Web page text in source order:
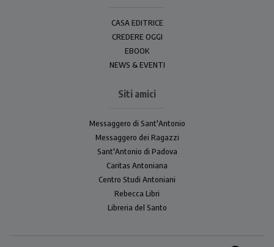
CASA EDITRICE
CREDERE OGGI
EBOOK
NEWS & EVENTI
Siti amici
Messaggero di Sant'Antonio
Messaggero dei Ragazzi
Sant'Antonio di Padova
Caritas Antoniana
Centro Studi Antoniani
Rebecca Libri
Libreria del Santo